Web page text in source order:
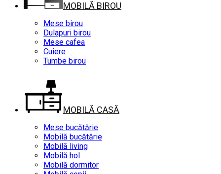
MOBILĂ BIROU
Mese birou
Dulapuri birou
Mese cafea
Cuiere
Tumbe birou
MOBILĂ CASĂ
Mese bucătărie
Mobilă bucătărie
Mobilă living
Mobilă hol
Mobilă dormitor